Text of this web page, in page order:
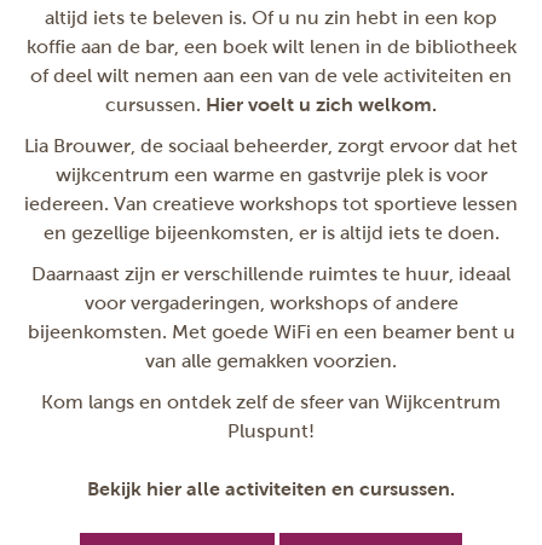
altijd iets te beleven is. Of u nu zin hebt in een kop
koffie aan de bar, een boek wilt lenen in de bibliotheek
of deel wilt nemen aan een van de vele activiteiten en
cursussen. Hier voelt u zich welkom.
Lia Brouwer, de sociaal beheerder, zorgt ervoor dat het
wijkcentrum een warme en gastvrije plek is voor
iedereen. Van creatieve workshops tot sportieve lessen
en gezellige bijeenkomsten, er is altijd iets te doen.
Daarnaast zijn er verschillende ruimtes te huur, ideaal
voor vergaderingen, workshops of andere
bijeenkomsten. Met goede WiFi en een beamer bent u
van alle gemakken voorzien.
Kom langs en ontdek zelf de sfeer van Wijkcentrum
Pluspunt!
Bekijk hier alle activiteiten en cursussen.